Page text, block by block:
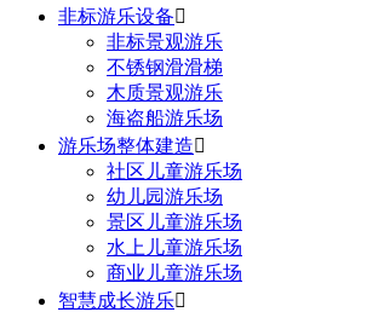
非标游乐设备
非标景观游乐
不锈钢滑滑梯
木质景观游乐
海盗船游乐场
游乐场整体建造
社区儿童游乐场
幼儿园游乐场
景区儿童游乐场
水上儿童游乐场
商业儿童游乐场
智慧成长游乐